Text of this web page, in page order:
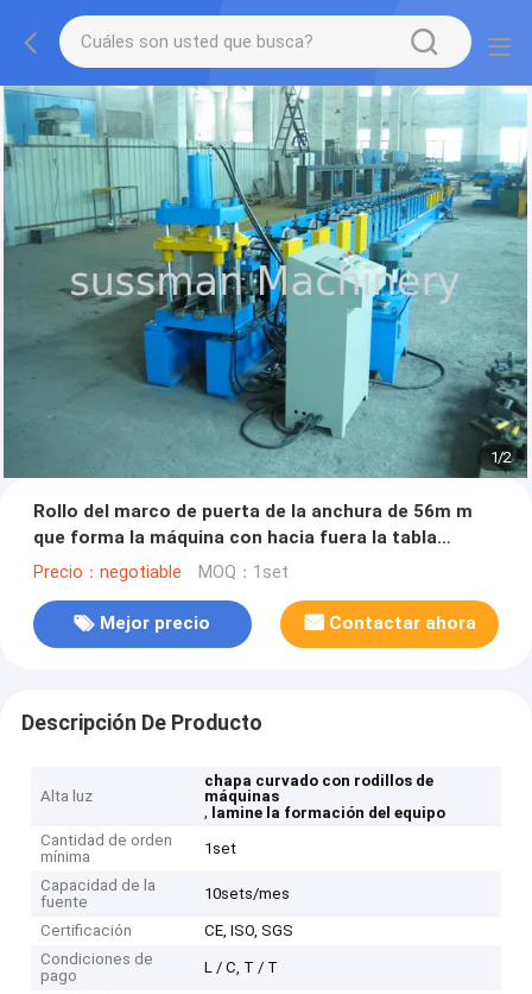
1/2
Rollo del marco de puerta de la anchura de 56m m
que forma la máquina con hacia fuera la tabla
funcionada con los 6m
Precio：negotiable MOQ：1set
Mejor precio Contactar ahora
Descripción De Producto
Alta luz
chapa curvado con rodillos de
máquinas
, lamine la formación del equipo
Cantidad de orden
mínima
1set
Capacidad de la
fuente
10sets/mes
Certificación
CE, ISO, SGS
Condiciones de
pago
L / C, T / T